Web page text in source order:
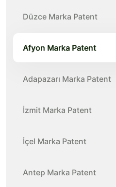
Düzce Marka Patent
Afyon Marka Patent
Adapazarı Marka Patent
İzmit Marka Patent
İçel Marka Patent
Antep Marka Patent